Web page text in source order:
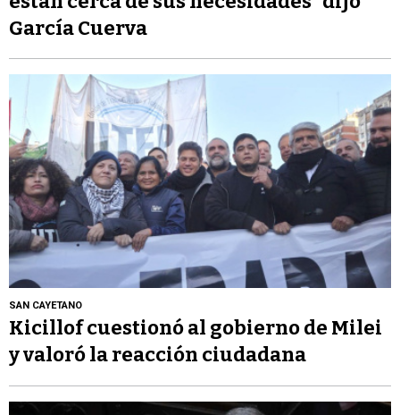
García Cuerva
SAN CAYETANO
Kicillof cuestionó al gobierno de Milei
y valoró la reacción ciudadana